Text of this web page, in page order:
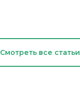
Смотреть все статьи